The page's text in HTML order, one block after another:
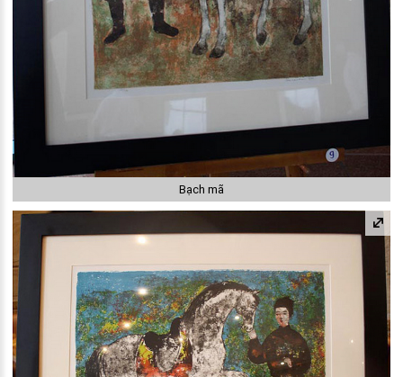
Bạch mã